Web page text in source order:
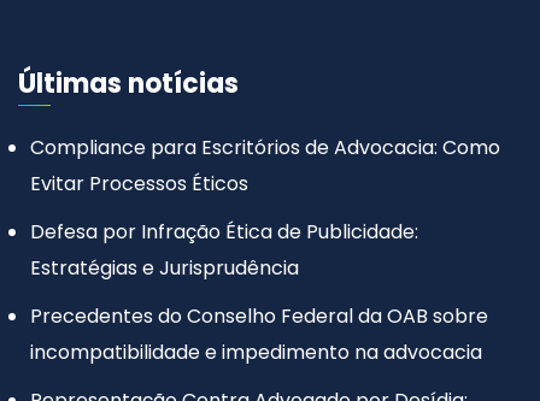
Últimas notícias
Compliance para Escritórios de Advocacia: Como
Evitar Processos Éticos
Defesa por Infração Ética de Publicidade:
Estratégias e Jurisprudência
Precedentes do Conselho Federal da OAB sobre
incompatibilidade e impedimento na advocacia